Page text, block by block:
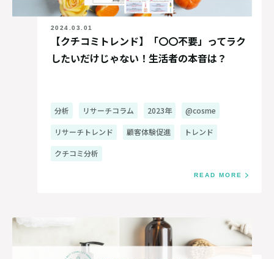
2024.03.01
【クチコミトレンド】「〇〇不要」ってラク
したいだけじゃない！生活者の本音は？
分析 リサーチコラム 2023年 @cosme
リサーチトレンド 顧客体験促進 トレンド
クチコミ分析
READ MORE